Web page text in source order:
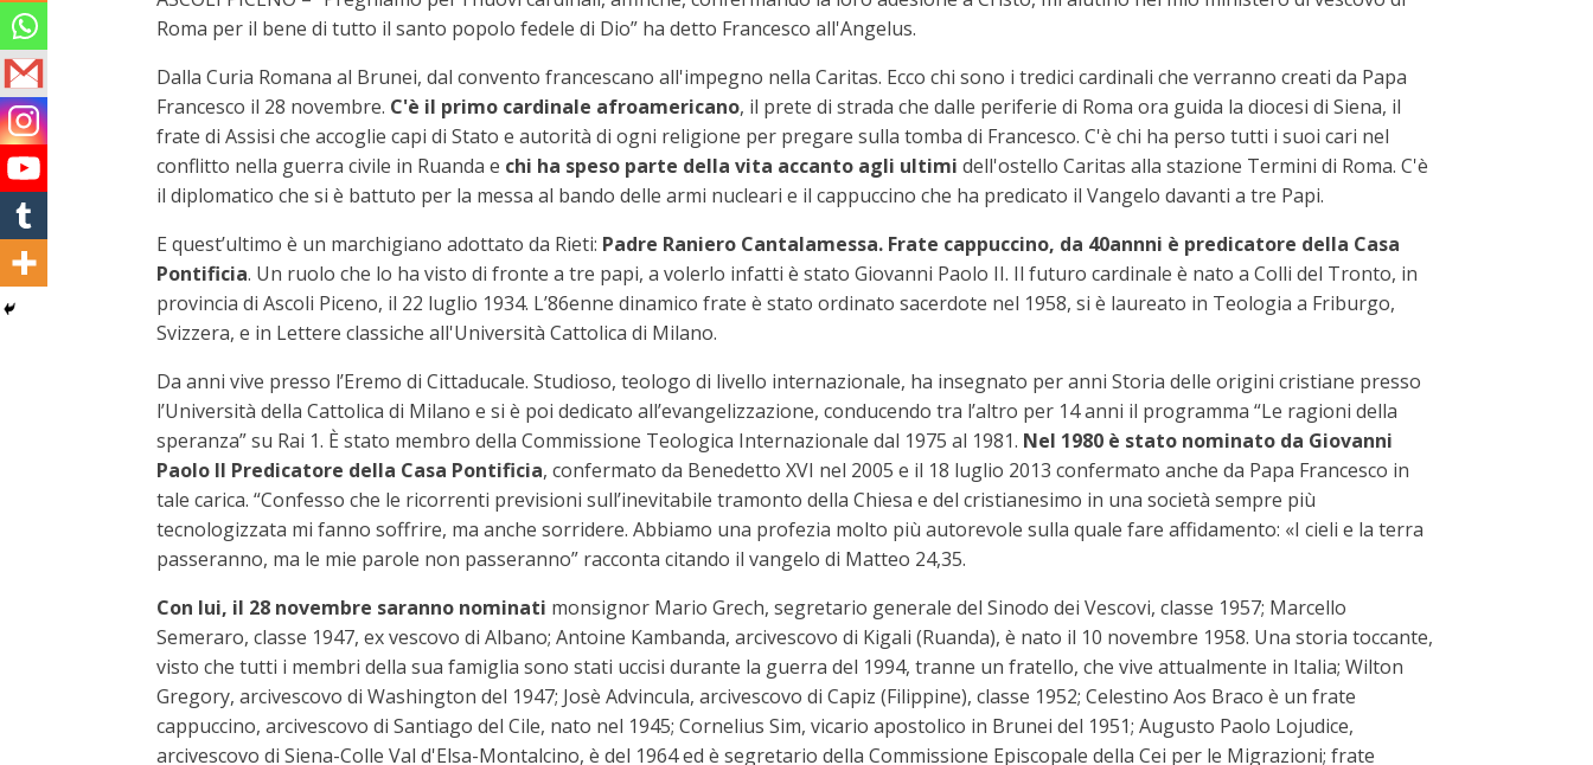
Roma per il bene di tutto il santo popolo fedele di Dio” ha detto Francesco all'Angelus.
Dalla Curia Romana al Brunei, dal convento francescano all'impegno nella Caritas. Ecco chi sono i tredici cardinali che verranno creati da Papa
Francesco il 28 novembre. C'è il primo cardinale afroamericano, il prete di strada che dalle periferie di Roma ora guida la diocesi di Siena, il
frate di Assisi che accoglie capi di Stato e autorità di ogni religione per pregare sulla tomba di Francesco. C'è chi ha perso tutti i suoi cari nel
conflitto nella guerra civile in Ruanda e chi ha speso parte della vita accanto agli ultimi dell'ostello Caritas alla stazione Termini di Roma. C'è
il diplomatico che si è battuto per la messa al bando delle armi nucleari e il cappuccino che ha predicato il Vangelo davanti a tre Papi.
E quest’ultimo è un marchigiano adottato da Rieti: Padre Raniero Cantalamessa. Frate cappuccino, da 40annni è predicatore della Casa
Pontificia. Un ruolo che lo ha visto di fronte a tre papi, a volerlo infatti è stato Giovanni Paolo II. Il futuro cardinale è nato a Colli del Tronto, in
provincia di Ascoli Piceno, il 22 luglio 1934. L’86enne dinamico frate è stato ordinato sacerdote nel 1958, si è laureato in Teologia a Friburgo,
Svizzera, e in Lettere classiche all'Università Cattolica di Milano.
Da anni vive presso l’Eremo di Cittaducale. Studioso, teologo di livello internazionale, ha insegnato per anni Storia delle origini cristiane presso
l’Università della Cattolica di Milano e si è poi dedicato all’evangelizzazione, conducendo tra l’altro per 14 anni il programma “Le ragioni della
speranza” su Rai 1. È stato membro della Commissione Teologica Internazionale dal 1975 al 1981. Nel 1980 è stato nominato da Giovanni
Paolo II Predicatore della Casa Pontificia, confermato da Benedetto XVI nel 2005 e il 18 luglio 2013 confermato anche da Papa Francesco in
tale carica. “Confesso che le ricorrenti previsioni sull’inevitabile tramonto della Chiesa e del cristianesimo in una società sempre più
tecnologizzata mi fanno soffrire, ma anche sorridere. Abbiamo una profezia molto più autorevole sulla quale fare affidamento: «I cieli e la terra
passeranno, ma le mie parole non passeranno” racconta citando il vangelo di Matteo 24,35.
Con lui, il 28 novembre saranno nominati monsignor Mario Grech, segretario generale del Sinodo dei Vescovi, classe 1957; Marcello
Semeraro, classe 1947, ex vescovo di Albano; Antoine Kambanda, arcivescovo di Kigali (Ruanda), è nato il 10 novembre 1958. Una storia toccante,
visto che tutti i membri della sua famiglia sono stati uccisi durante la guerra del 1994, tranne un fratello, che vive attualmente in Italia; Wilton
Gregory, arcivescovo di Washington del 1947; Josè Advincula, arcivescovo di Capiz (Filippine), classe 1952; Celestino Aos Braco è un frate
cappuccino, arcivescovo di Santiago del Cile, nato nel 1945; Cornelius Sim, vicario apostolico in Brunei del 1951; Augusto Paolo Lojudice,
arcivescovo di Siena-Colle Val d'Elsa-Montalcino, è del 1964 ed è segretario della Commissione Episcopale della Cei per le Migrazioni; frate